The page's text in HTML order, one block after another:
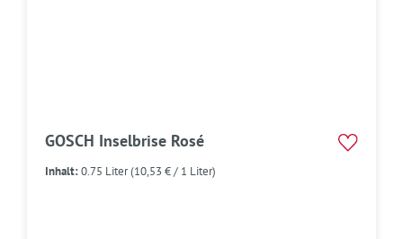
GOSCH Inselbrise Rosé
Inhalt:0.75 Liter(10,53 € / 1 Liter)